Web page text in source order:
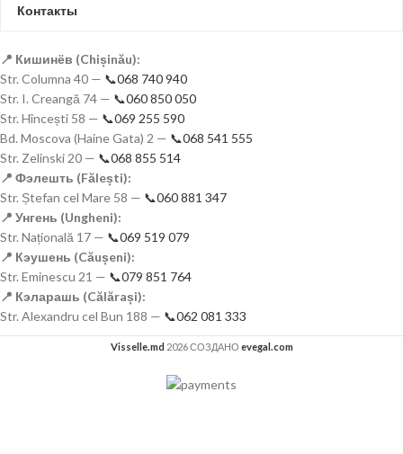
Контакты
📍 Кишинёв (Chișinău):
Str. Columna 40 — 📞068 740 940
Str. I. Creangă 74 — 📞060 850 050
Str. Hîncești 58 — 📞069 255 590
Bd. Moscova (Haine Gata) 2 — 📞068 541 555
Str. Zelinski 20 — 📞068 855 514
📍 Фэлешть (Fălești):
Str. Ștefan cel Mare 58 — 📞060 881 347
📍 Унгень (Ungheni):
Str. Națională 17 — 📞069 519 079
📍 Кэушень (Căușeni):
Str. Eminescu 21 — 📞079 851 764
📍 Кэларашь (Călărași):
Str. Alexandru cel Bun 188 — 📞062 081 333
Visselle.md 2026 СОЗДАНО evegal.com